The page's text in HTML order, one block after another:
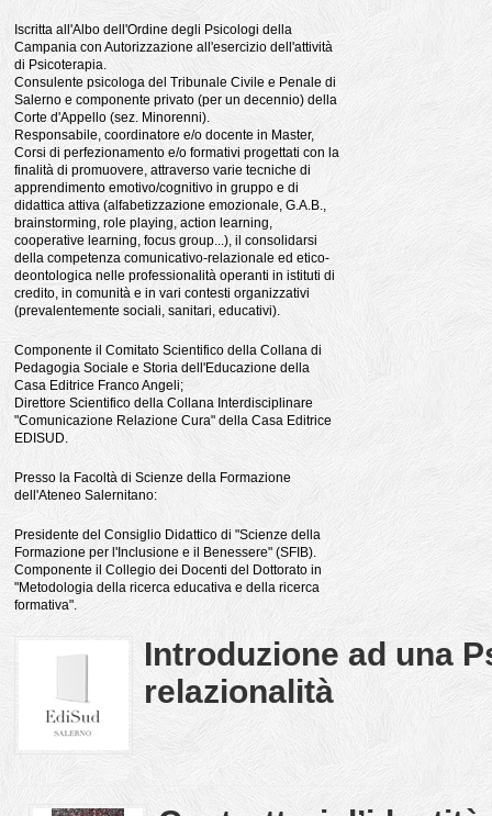
Iscritta all'Albo dell'Ordine degli Psicologi della
Campania con Autorizzazione all'esercizio dell'attività
di Psicoterapia.
Consulente psicologa del Tribunale Civile e Penale di
Salerno e componente privato (per un decennio) della
Corte d'Appello (sez. Minorenni).
Responsabile, coordinatore e/o docente in Master,
Corsi di perfezionamento e/o formativi progettati con la
finalità di promuovere, attraverso varie tecniche di
apprendimento emotivo/cognitivo in gruppo e di
didattica attiva (alfabetizzazione emozionale, G.A.B.,
brainstorming, role playing, action learning,
cooperative learning, focus group...), il consolidarsi
della competenza comunicativo-relazionale ed etico-
deontologica nelle professionalità operanti in istituti di
credito, in comunità e in vari contesti organizzativi
(prevalentemente sociali, sanitari, educativi).
Componente il Comitato Scientifico della Collana di
Pedagogia Sociale e Storia dell'Educazione della
Casa Editrice Franco Angeli;
Direttore Scientifico della Collana Interdisciplinare
"Comunicazione Relazione Cura" della Casa Editrice
EDISUD.
Presso la Facoltà di Scienze della Formazione
dell'Ateneo Salernitano:
Presidente del Consiglio Didattico di "Scienze della
Formazione per l'Inclusione e il Benessere" (SFIB).
Componente il Collegio dei Docenti del Dottorato in
"Metodologia della ricerca educativa e della ricerca
formativa".
Introduzione ad una
relazionalità